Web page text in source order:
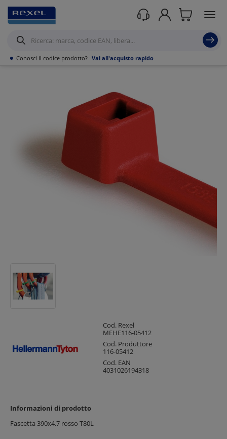
• Conosci il codice prodotto? Vai all'acquisto rapido
Prodotti /Canalizzazioni Tubo PVC,Metallo,Guaine e Accessori /Guaine
Flessibile Calza in metallo
Cod. Rexel
MEHE116-05412
Cod. Produttore
116-05412
Cod. EAN
4031026194318
Informazioni di prodotto
Fascetta 390x4.7 rosso T80L